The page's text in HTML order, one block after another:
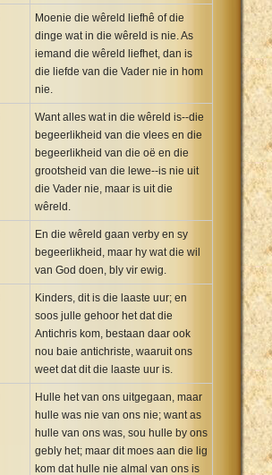
Moenie die wêreld liefhê of die
dinge wat in die wêreld is nie. As
iemand die wêreld liefhet, dan is
die liefde van die Vader nie in hom
nie.
Want alles wat in die wêreld is--die
begeerlikheid van die vlees en die
begeerlikheid van die oë en die
grootsheid van die lewe--is nie uit
die Vader nie, maar is uit die
wêreld.
En die wêreld gaan verby en sy
begeerlikheid, maar hy wat die wil
van God doen, bly vir ewig.
Kinders, dit is die laaste uur; en
soos julle gehoor het dat die
Antichris kom, bestaan daar ook
nou baie antichriste, waaruit ons
weet dat dit die laaste uur is.
Hulle het van ons uitgegaan, maar
hulle was nie van ons nie; want as
hulle van ons was, sou hulle by ons
gebly het; maar dit moes aan die lig
kom dat hulle nie almal van ons is